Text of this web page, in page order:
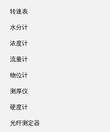
转速表
水分计
浓度计
流量计
物位计
测厚仪
硬度计
光纤测定器